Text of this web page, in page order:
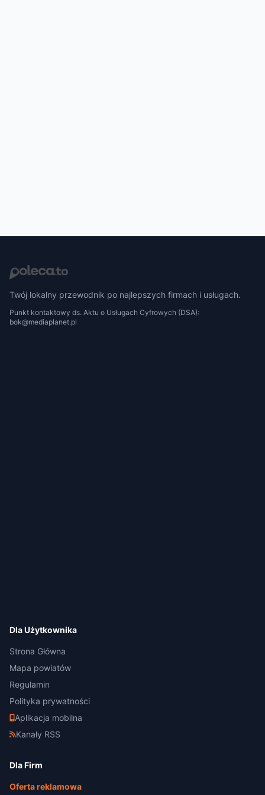
Twój lokalny przewodnik po najlepszych firmach i usługach.
Punkt kontaktowy ds. Aktu o Usługach Cyfrowych (DSA):
bok@mediaplanet.pl
Dla Użytkownika
Strona Główna
Mapa powiatów
Regulamin
Polityka prywatności
Aplikacja mobilna
Kanały RSS
Dla Firm
Oferta reklamowa